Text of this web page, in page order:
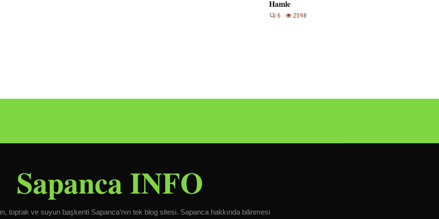
Hamle
6 2598
Sapanca INFO
toprak ve suyun başkenti Sapanca’nın tek blog sitesi. Sapanca hakkında bilinmesi